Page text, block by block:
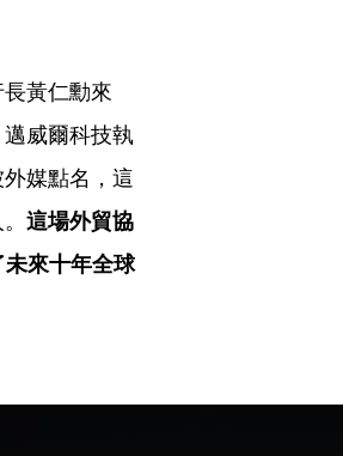
黃仁勳來
威爾科技執
媒點名，這
這場外貿協
來十年全球